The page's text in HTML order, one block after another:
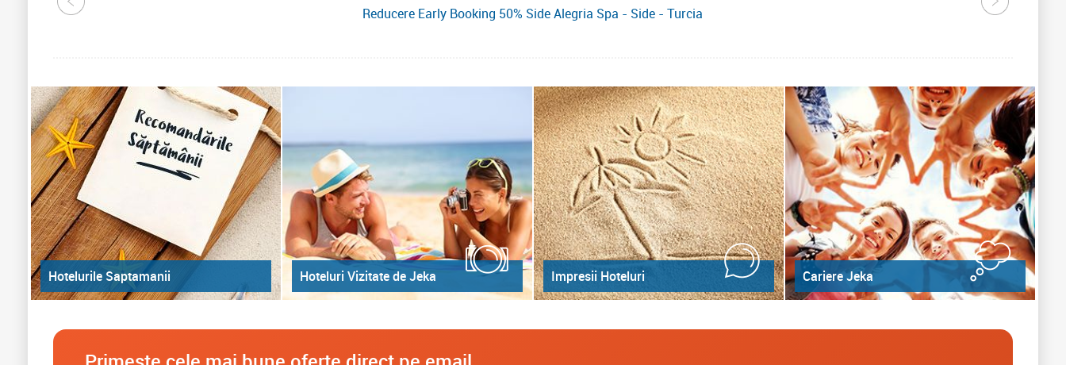
Reducere Early Booking 50% Side Alegria Spa - Side - Turcia
Hotelurile Saptamanii Hoteluri Vizitate de Jeka Impresii Hoteluri Cariere Jeka